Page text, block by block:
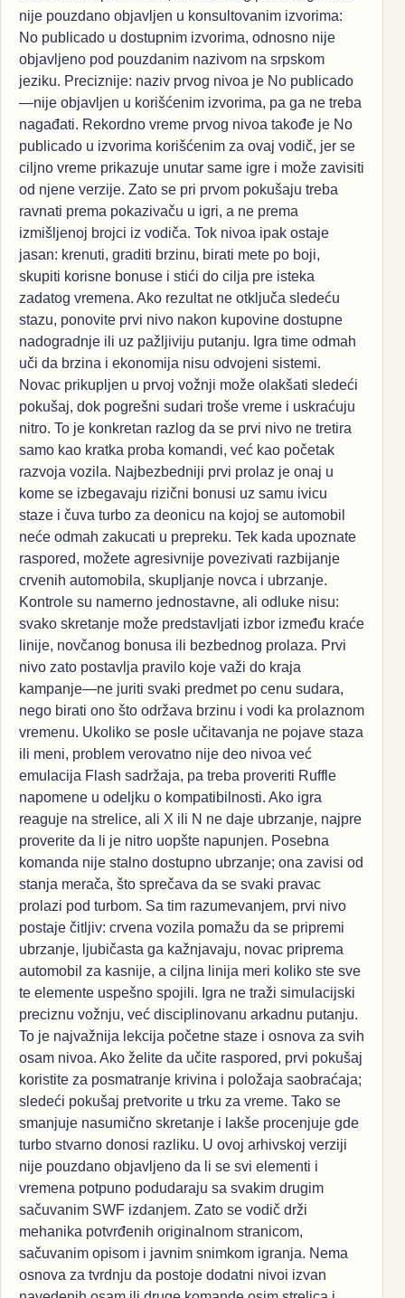
nije pouzdano objavljen u konsultovanim izvorima:
No publicado u dostupnim izvorima, odnosno nije
objavljeno pod pouzdanim nazivom na srpskom
jeziku. Preciznije: naziv prvog nivoa je No publicado
—nije objavljen u korišćenim izvorima, pa ga ne treba
nagađati. Rekordno vreme prvog nivoa takođe je No
publicado u izvorima korišćenim za ovaj vodič, jer se
ciljno vreme prikazuje unutar same igre i može zavisiti
od njene verzije. Zato se pri prvom pokušaju treba
ravnati prema pokazivaču u igri, a ne prema
izmišljenoj brojci iz vodiča. Tok nivoa ipak ostaje
jasan: krenuti, graditi brzinu, birati mete po boji,
skupiti korisne bonuse i stići do cilja pre isteka
zadatog vremena. Ako rezultat ne otključa sledeću
stazu, ponovite prvi nivo nakon kupovine dostupne
nadogradnje ili uz pažljiviju putanju. Igra time odmah
uči da brzina i ekonomija nisu odvojeni sistemi.
Novac prikupljen u prvoj vožnji može olakšati sledeći
pokušaj, dok pogrešni sudari troše vreme i uskraćuju
nitro. To je konkretan razlog da se prvi nivo ne tretira
samo kao kratka proba komandi, već kao početak
razvoja vozila. Najbezbedniji prvi prolaz je onaj u
kome se izbegavaju rizični bonusi uz samu ivicu
staze i čuva turbo za deonicu na kojoj se automobil
neće odmah zakucati u prepreku. Tek kada upoznate
raspored, možete agresivnije povezivati razbijanje
crvenih automobila, skupljanje novca i ubrzanje.
Kontrole su namerno jednostavne, ali odluke nisu:
svako skretanje može predstavljati izbor između kraće
linije, novčanog bonusa ili bezbednog prolaza. Prvi
nivo zato postavlja pravilo koje važi do kraja
kampanje—ne juriti svaki predmet po cenu sudara,
nego birati ono što održava brzinu i vodi ka prolaznom
vremenu. Ukoliko se posle učitavanja ne pojave staza
ili meni, problem verovatno nije deo nivoa već
emulacija Flash sadržaja, pa treba proveriti Ruffle
napomene u odeljku o kompatibilnosti. Ako igra
reaguje na strelice, ali X ili N ne daje ubrzanje, najpre
proverite da li je nitro uopšte napunjen. Posebna
komanda nije stalno dostupno ubrzanje; ona zavisi od
stanja merača, što sprečava da se svaki pravac
prolazi pod turbom. Sa tim razumevanjem, prvi nivo
postaje čitljiv: crvena vozila pomažu da se pripremi
ubrzanje, ljubičasta ga kažnjavaju, novac priprema
automobil za kasnije, a ciljna linija meri koliko ste sve
te elemente uspešno spojili. Igra ne traži simulacijski
preciznu vožnju, već disciplinovanu arkadnu putanju.
To je najvažnija lekcija početne staze i osnova za svih
osam nivoa. Ako želite da učite raspored, prvi pokušaj
koristite za posmatranje krivina i položaja saobraćaja;
sledeći pokušaj pretvorite u trku za vreme. Tako se
smanjuje nasumično skretanje i lakše procenjuje gde
turbo stvarno donosi razliku. U ovoj arhivskoj verziji
nije pouzdano objavljeno da li se svi elementi i
vremena potpuno podudaraju sa svakim drugim
sačuvanim SWF izdanjem. Zato se vodič drži
mehanika potvrđenih originalnom stranicom,
sačuvanim opisom i javnim snimkom igranja. Nema
osnova za tvrdnju da postoje dodatni nivoi izvan